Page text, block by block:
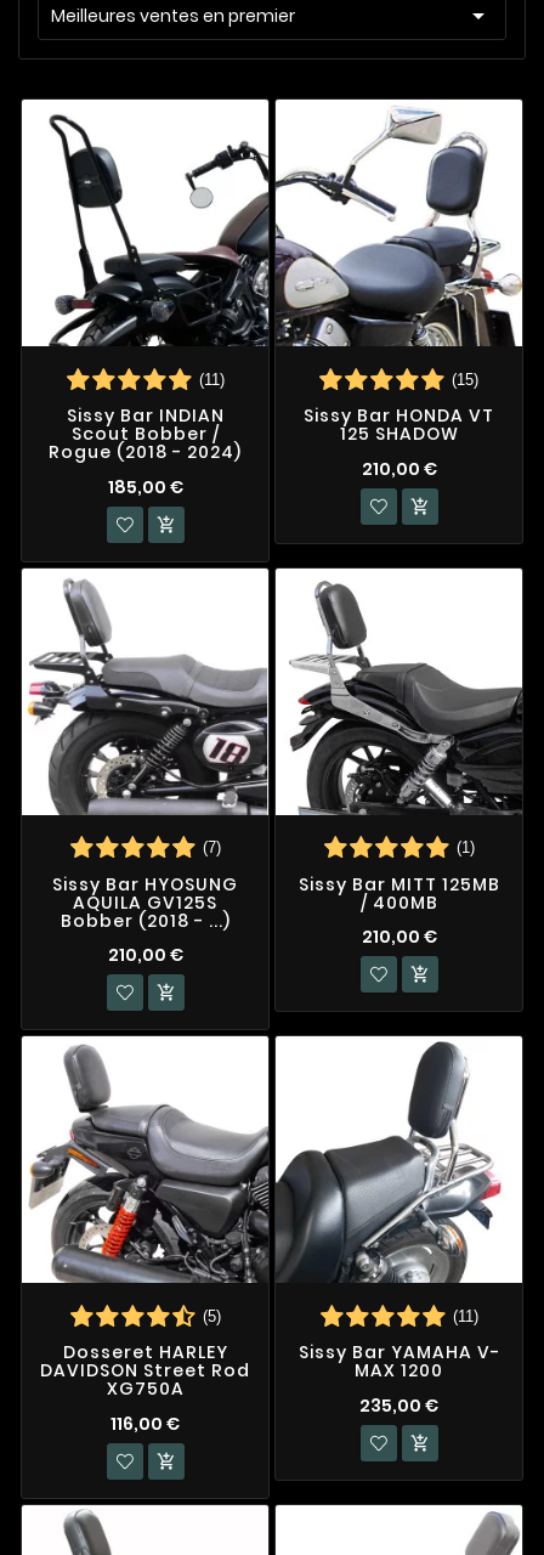
Meilleures ventes en premier 
(11)
Sissy Bar INDIAN
Scout Bobber /
Rogue (2018 - 2024)
185,00 €

(15)
Sissy Bar HONDA VT
125 SHADOW
210,00 €

(7)
Sissy Bar HYOSUNG
AQUILA GV125S
Bobber (2018 - ...)
210,00 €

(1)
Sissy Bar MITT 125MB
/ 400MB
210,00 €

(5)
Dosseret HARLEY
DAVIDSON Street Rod
XG750A
116,00 €

(11)
Sissy Bar YAMAHA V-
MAX 1200
235,00 €
